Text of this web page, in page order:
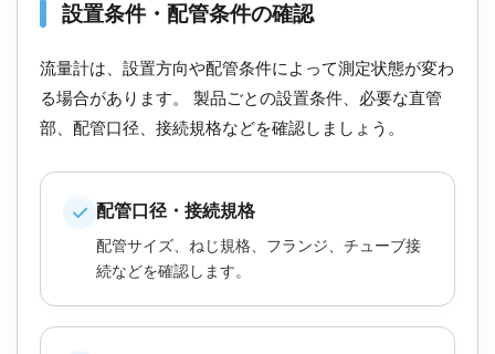
設置条件・配管条件の確認
流量計は、設置方向や配管条件によって測定状態が変わ
る場合があります。 製品ごとの設置条件、必要な直管
部、配管口径、接続規格などを確認しましょう。
配管口径・接続規格
配管サイズ、ねじ規格、フランジ、チューブ接
続などを確認します。